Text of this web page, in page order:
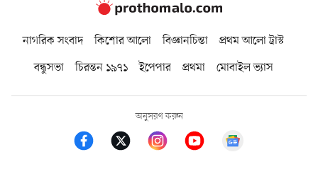
নাগরিক সংবাদ কিশোর আলো বিজ্ঞানচিন্তা
প্রথম আলো ট্রাস্ট
বন্ধুসভা
চিরন্তন ১৯৭১ ইপেপার প্রথমা মোবাইল ভ্যাস
অনুসরণ করুন